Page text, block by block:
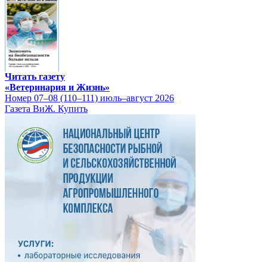
Читать газету
«Ветеринария и Жизнь»
Номер 07–08 (110–111) июль–август 2026
Газета ВиЖ. Купить